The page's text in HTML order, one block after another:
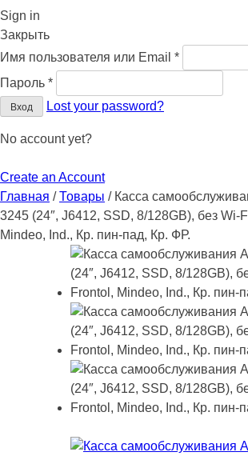
Sign in
Закрыть
Имя пользователя или Email *Обязательно
Пароль *Обязательно
Вход Lost your password?
No account yet?
Create an Account
Главная /Товары / Касса
3245 (24″, J6412, SSD, 8/128GB), без Wi-
Mindeo, Ind., Кр. пин-пад, Кр. ФР.